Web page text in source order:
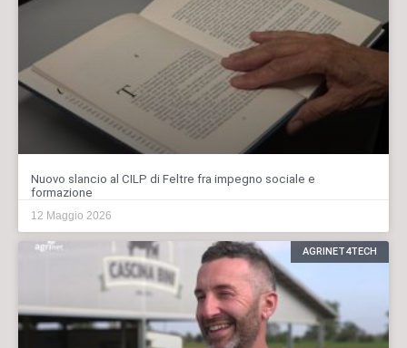
Nuovo slancio al CILP di Feltre fra impegno sociale e
formazione
12 Maggio 2026
AGRINET4TECH